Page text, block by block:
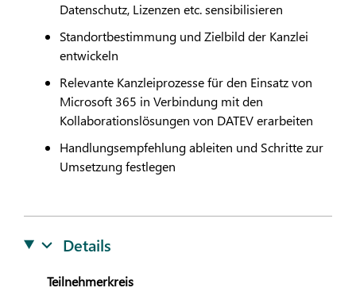
Datenschutz, Lizenzen etc. sensibilisieren
Standortbestimmung und Zielbild der Kanzlei
entwickeln
Relevante Kanzleiprozesse für den Einsatz von
Microsoft 365 in Verbindung mit den
Kollaborationslösungen von DATEVerarbeiten
Handlungsempfehlung ableiten und Schritte zur
Umsetzung festlegen
Details
Teilnehmerkreis